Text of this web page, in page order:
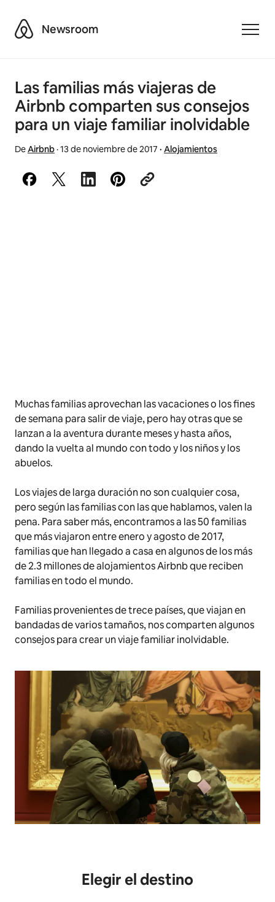
AirbnbNewsroom
Las familias más viajeras de
Airbnb comparten sus consejos
para un viaje familiar inolvidable
DeAirbnb·13 de noviembre de 2017 · Alojamientos
Muchas familias aprovechan las vacaciones o los fines
de semana para salir de viaje, pero hay otras que se
lanzan a la aventura durante meses y hasta años,
dando la vuelta al mundo con todo y los niños y los
abuelos.
Los viajes de larga duración no son cualquier cosa,
pero según las familias con las que hablamos, valen la
pena. Para saber más, encontramos a las 50 familias
que más viajaron entre enero y agosto de 2017,
familias que han llegado a casa en algunos de los más
de 2.3 millones de alojamientos Airbnb que reciben
familias en todo el mundo.
Familias provenientes de trece países, que viajan en
bandadas de varios tamaños, nos comparten algunos
consejos para crear un viaje familiar inolvidable.
Elegir el destino